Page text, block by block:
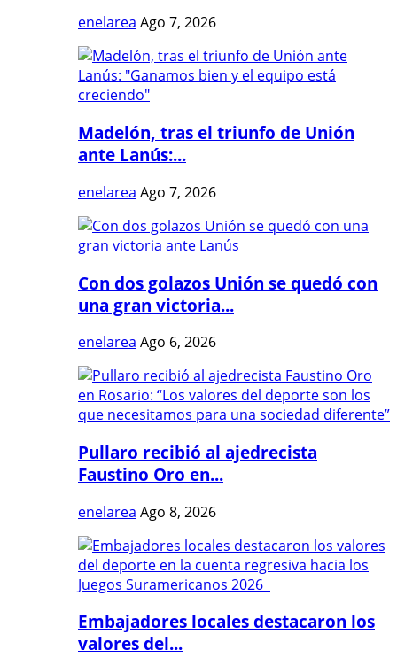
enelarea Ago 7, 2026
Madelón, tras el triunfo de Unión
ante Lanús:...
enelarea Ago 7, 2026
Con dos golazos Unión se quedó con
una gran victoria...
enelarea Ago 6, 2026
Pullaro recibió al ajedrecista
Faustino Oro en...
enelarea Ago 8, 2026
Embajadores locales destacaron los
valores del...